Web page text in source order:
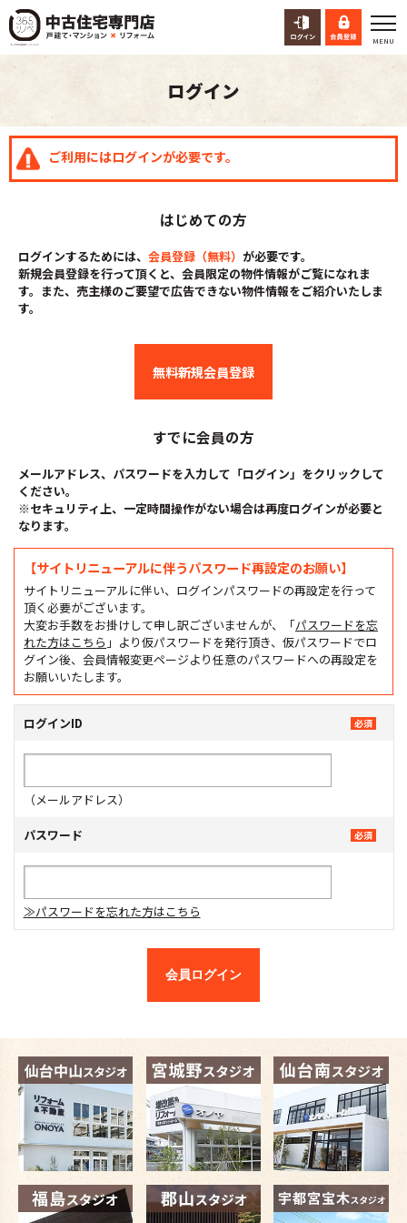
ログイン
ご利用にはログインが必要です。
はじめての方
ログインするためには、 会員登録（無料） が必要です。
新規会員登録を行って頂くと、会員限定の物件情報がご覧になれま
す。また、売主様のご要望で広告できない物件情報をご紹介いたしま
す。
無料新規会員登録
すでに会員の方
メールアドレス、パスワードを入力して「ログイン」をクリックして
ください。
※セキュリティ上、一定時間操作がない場合は再度ログインが必要と
なります。
【サイトリニューアルに伴うパスワード再設定のお願い】
サイトリニューアルに伴い、ログインパスワードの再設定を行って
頂く必要がございます。
大変お手数をお掛けして申し訳ございませんが、「パスワードを忘
れた方はこちら 」より仮パスワードを発行頂き、仮パスワードでロ
グイン後、会員情報変更ページより任意のパスワードへの再設定を
お願いいたします。
ログインID
（メールアドレス）
パスワード
≫パスワードを忘れた方はこちら